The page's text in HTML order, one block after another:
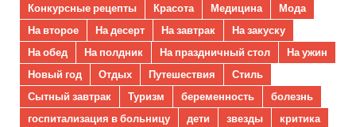
Конкурсные рецепты
Красота Медицина
Мода
На второе
На десерт На завтрак
На закуску
На обед
На полдник На праздничный стол
На ужин
Новый год
Отдых Путешествия
Стиль
Сытный завтрак
Туризм беременность
болезнь
госпитализация в больницу
дети звезды
критика